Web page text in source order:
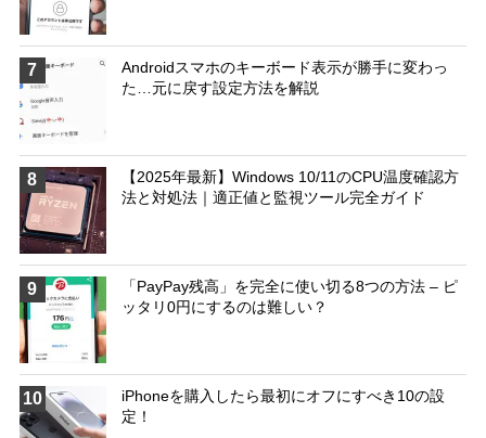
7
Androidスマホのキーボード表示が勝手に変わっ
た…元に戻す設定方法を解説
8
【2025年最新】Windows 10/11のCPU温度確認方
法と対処法｜適正値と監視ツール完全ガイド
9
「PayPay残高」を完全に使い切る8つの方法 – ピ
ッタリ0円にするのは難しい？
10
iPhoneを購入したら最初にオフにすべき10の設
定！